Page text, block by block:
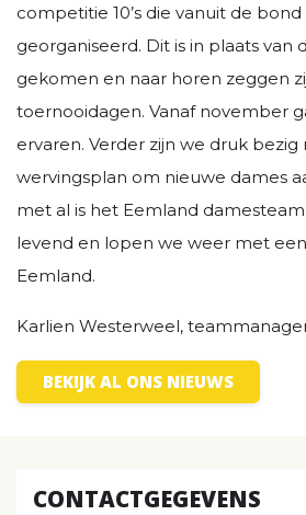
competitie 10’s die vanuit de
georganiseerd. Dit is in plaats van
gekomen en naar horen zeggen
toernooidagen. Vanaf november
ervaren. Verder zijn we druk
wervingsplan om nieuwe dames
met al is het Eemland
levend en lopen we weer met
Eemland.
Karlien Westerweel,
BEKIJK AL ONS NIEUWS
CONTACTGEGEVENS